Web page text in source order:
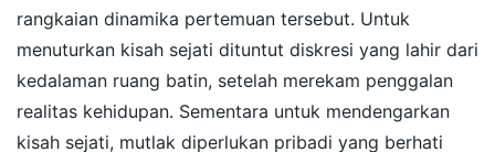
rangkaian dinamika pertemuan tersebut. Untuk
menuturkan kisah sejati dituntut diskresi yang lahir dari
kedalaman ruang batin, setelah merekam penggalan
realitas kehidupan. Sementara untuk mendengarkan
kisah sejati, mutlak diperlukan pribadi yang berhati